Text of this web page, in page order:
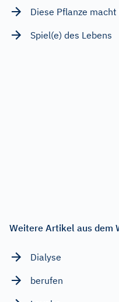
Diese Pflanze
Spiel(e) des Lebens
Weitere Artikel aus dem
Dialyse
berufen